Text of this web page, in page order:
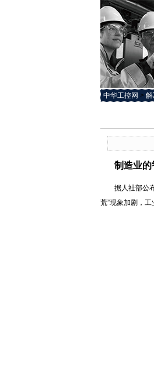
中华工控网 > 解
制造业的
据人社部公布
荒”现象加剧，